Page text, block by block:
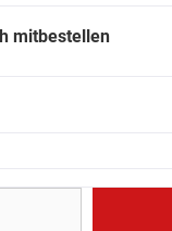
mitbestellen